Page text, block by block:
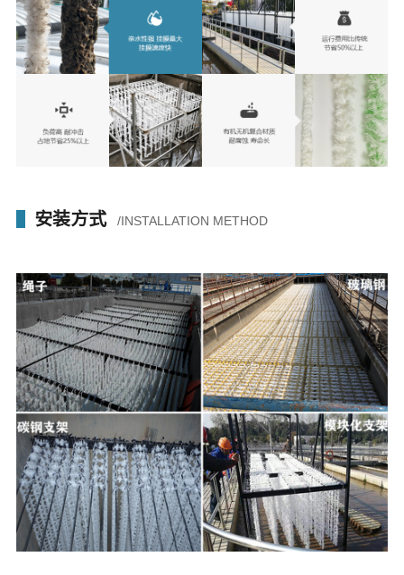
安装方式 /INSTALLATION METHOD